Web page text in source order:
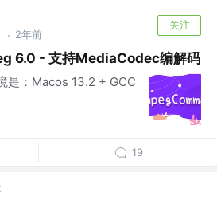
· 2年前
关注
6.0 - 支持MediaCodec编解码
是：Macos 13.2 + GCC
19